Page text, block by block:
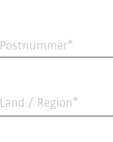
Postnummer
Land / Region*